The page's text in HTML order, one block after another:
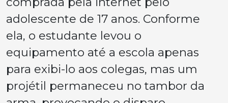
adolescente de 17 anos. Conforme
ela, o estudante levou o
equipamento até a escola apenas
para exibi-lo aos colegas, mas um
projétil permaneceu no tambor da